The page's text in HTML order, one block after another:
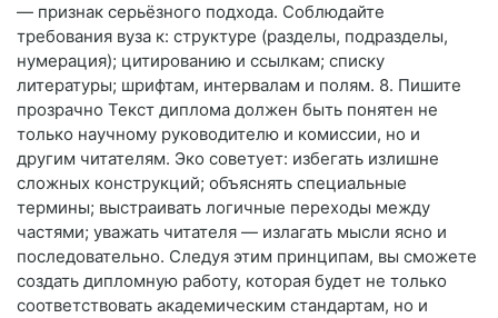
— признак серьёзного подхода. Соблюдайте
требования вуза к: структуре (разделы, подразделы,
нумерация); цитированию и ссылкам; списку
литературы; шрифтам, интервалам и полям. 8. Пишите
прозрачно Текст диплома должен быть понятен не
только научному руководителю и комиссии, но и
другим читателям. Эко советует: избегать излишне
сложных конструкций; объяснять специальные
термины; выстраивать логичные переходы между
частями; уважать читателя — излагать мысли ясно и
последовательно. Следуя этим принципам, вы сможете
создать дипломную работу, которая будет не только
соответствовать академическим стандартам, но и